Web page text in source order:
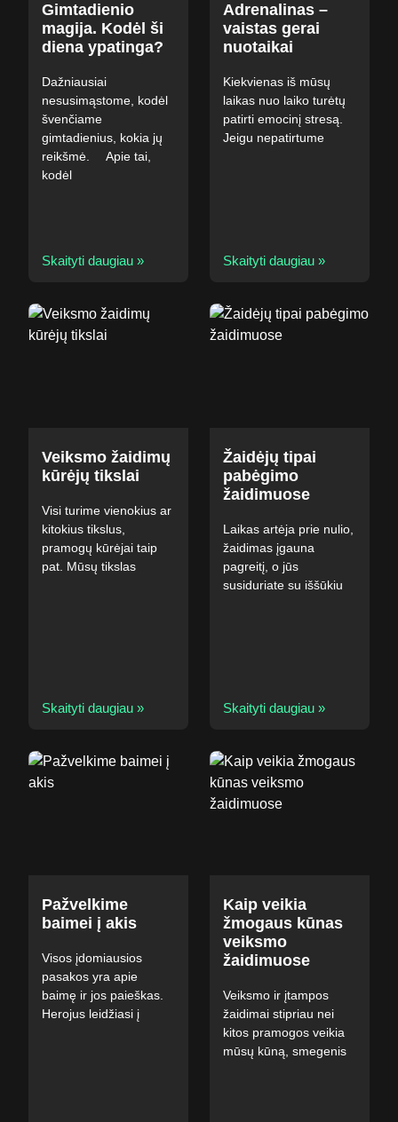
Gimtadienio
magija. Kodėl ši
diena ypatinga?
Dažniausiai
nesusimąstome, kodėl
švenčiame
gimtadienius, kokia jų
reikšmė. ⠀ Apie tai,
kodėl
Skaityti daugiau »
Adrenalinas –
vaistas gerai
nuotaikai
Kiekvienas iš mūsų
laikas nuo laiko turėtų
patirti emocinį stresą.
Jeigu nepatirtume
Skaityti daugiau »
Veiksmo žaidimų
kūrėjų tikslai
Visi turime vienokius ar
kitokius tikslus,
pramogų kūrėjai taip
pat. Mūsų tikslas
Skaityti daugiau »
Žaidėjų tipai
pabėgimo
žaidimuose
Laikas artėja prie nulio,
žaidimas įgauna
pagreitį, o jūs
susiduriate su iššūkiu
Skaityti daugiau »
Pažvelkime
baimei į akis
Visos įdomiausios
pasakos yra apie
baimę ir jos paieškas.
Herojus leidžiasi į
Kaip veikia
žmogaus kūnas
veiksmo
žaidimuose
Veiksmo ir įtampos
žaidimai stipriau nei
kitos pramogos veikia
mūsų kūną, smegenis